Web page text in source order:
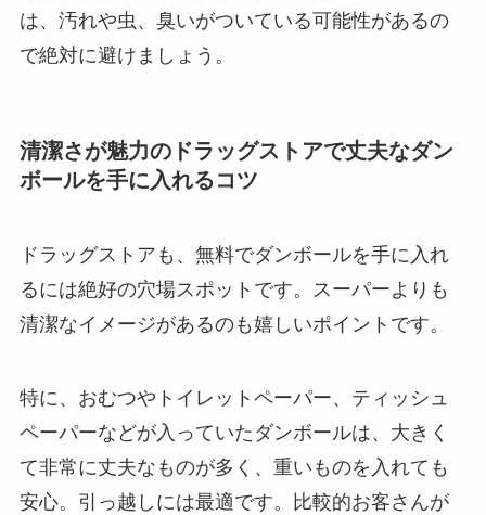
は、汚れや虫、臭いがついている可能性があるの
で絶対に避けましょう。
清潔さが魅力のドラッグストアで丈夫なダン
ボールを手に入れるコツ
ドラッグストアも、無料でダンボールを手に入れ
るには絶好の穴場スポットです。スーパーよりも
清潔なイメージがあるのも嬉しいポイントです。
特に、 おむつやトイレットペーパー、ティッシュ
ペーパーなどが入っていたダンボールは、大きく
て非常に丈夫なものが多く、重いものを入れても
安心。引っ越しには最適です。比較的お客さんが